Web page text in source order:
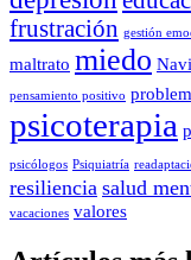
frustración gestión
maltrato miedo
pensamiento positivo
psicoterapia
psicólogos Psiquiatría
resiliencia salud
vacaciones valores